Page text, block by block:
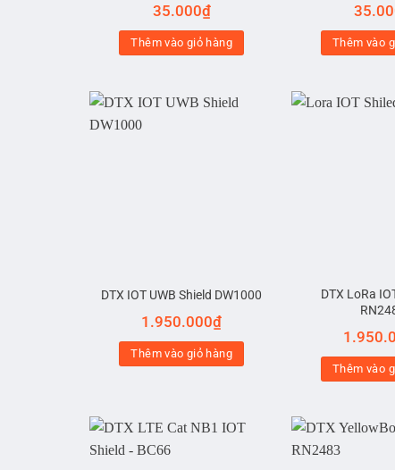
35.000₫
Thêm vào giỏ hàng Thêm vào
DTX IOT UWB Shield DW1000
1.950.000₫
Thêm vào giỏ hàng
DTX LoRa
Thêm vào